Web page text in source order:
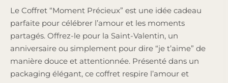
Le Coffret “Moment Précieux” est une idée cadeau
parfaite pour célébrer l’amour et les moments
partagés. Offrez-le pour la Saint-Valentin, un
anniversaire ou simplement pour dire “je t’aime” de
manière douce et attentionnée. Présenté dans un
packaging élégant, ce coffret respire l’amour et